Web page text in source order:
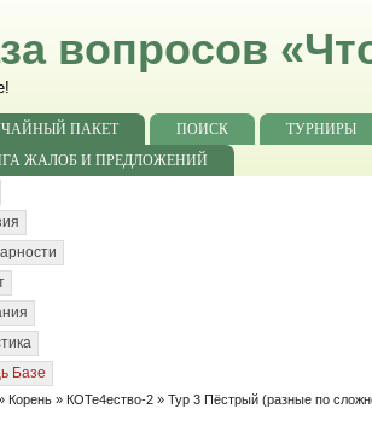
вопросов
ПАКЕТ ПОИСК
ТУРНИРЫ
ЖАЛОБ И ПРЕДЛОЖЕНИЙ
Базе
Корень » КОТе4ество-2 » Тур 3 Пёстрый (разные по